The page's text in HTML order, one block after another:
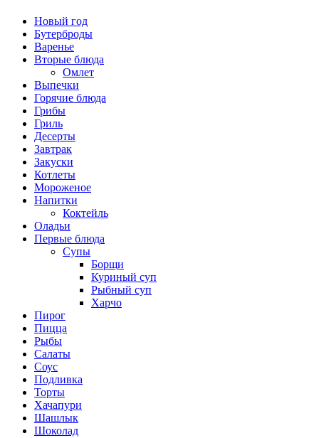
Новый год
Бутерброды
Варенье
Вторые блюда
Омлет
Выпечки
Горячие блюда
Грибы
Гриль
Десерты
Завтрак
Закуски
Котлеты
Мороженое
Напитки
Коктейль
Оладьи
Первые блюда
Супы
Борщи
Куриный суп
Рыбный суп
Харчо
Пирог
Пицца
Рыбы
Салаты
Соус
Подливка
Торты
Хачапури
Шашлык
Шоколад